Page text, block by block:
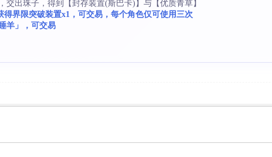
交出珠子，得到【封存装置(斯巴卡)】与【优质青草】
得界限突破装置x1，可交易，每个角色仅可使用三次
羊」，可交易